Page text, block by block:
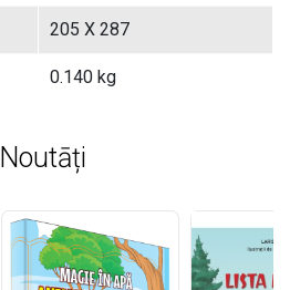
205 X 287
0.140 kg
Noutāți